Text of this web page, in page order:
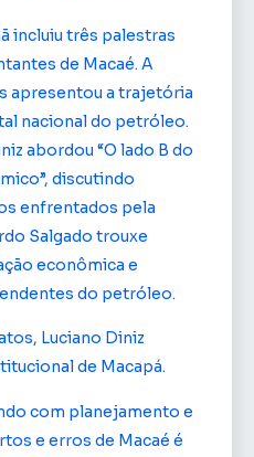
incluiu três palestras
de Macaé. A
apresentou a trajetória
nacional do petróleo.
abordou “O lado B do
discutindo
enfrentados pela
Salgado trouxe
econômica e
do petróleo.
Luciano Diniz
de Macapá.
com planejamento e
e erros de Macaé é